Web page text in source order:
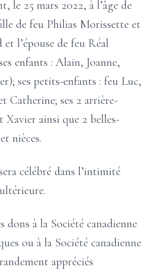
le 25 mars 2022, à l’âge de
de feu Philias Morissette et
l’épouse de feu Réal
enfants : Alain, Joanne,
ses petits-enfants : feu Luc,
Catherine; ses 2 arrière-
ainsi que 2 belles-
nièces.
célébré dans l’intimité
dons à la Société canadienne
ou à la Société canadienne
appréciés